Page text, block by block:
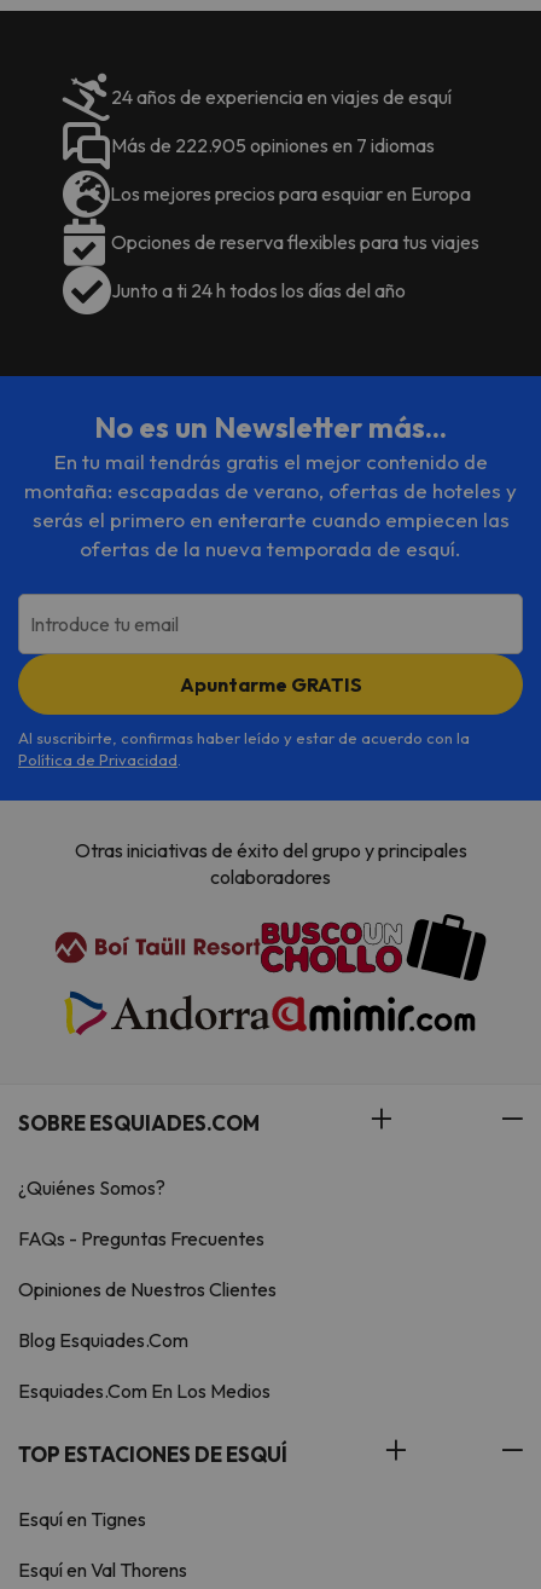
24 años de experiencia en viajes de esquí
Más de 222.905 opiniones en 7 idiomas
Los mejores precios para esquiar en Europa
Opciones de reserva flexibles para tus viajes
Junto a ti 24 h todos los días del año
No es un Newsletter más...
En tu mail tendrás gratis el mejor contenido de
montaña: escapadas de verano, ofertas de hoteles y
serás el primero en enterarte cuando empiecen las
ofertas de la nueva temporada de esquí.
Introduce tu email
Apuntarme GRATIS
Al suscribirte, confirmas haber leído y estar de acuerdo con la
Política de Privacidad
Otras iniciativas de éxito del grupo y principales
colaboradores
SOBRE ESQUIADES.COM
¿Quiénes Somos?
FAQs - Preguntas Frecuentes
Opiniones de Nuestros Clientes
Blog Esquiades.Com
Esquiades.Com En Los Medios
TOP ESTACIONES DE ESQUÍ
Esquí en Tignes
Esquí en Val Thorens